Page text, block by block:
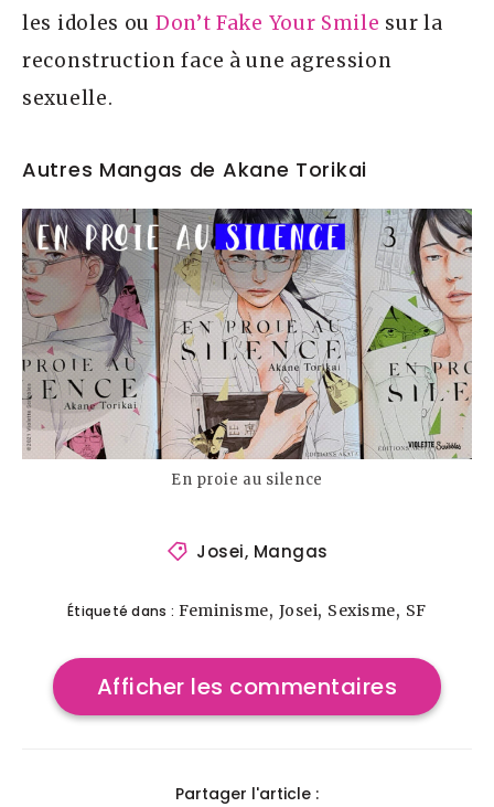
les idoles ou Don’t Fake Your Smile sur la
reconstruction face à une agression
sexuelle.
Autres Mangas de Akane Torikai
En proie au silence
Josei, Mangas
Étiqueté dans : Feminisme, Josei, Sexisme, SF
Afficher les commentaires
Partager l'article :